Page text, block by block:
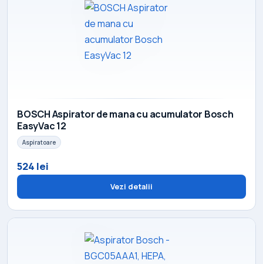
BOSCH Aspirator de mana cu acumulator Bosch
EasyVac 12
Aspiratoare
524 lei
Vezi detalii